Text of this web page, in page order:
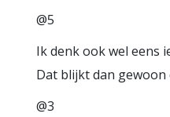
@5
Ik denk ook wel eens
Dat blijkt dan gewoon
@3